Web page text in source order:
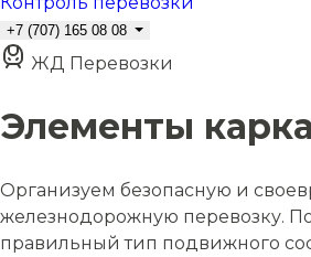
+7 (707) 165 08 08
ЖД Перевозки
Элементы
Организуем безопасную и
железнодорожную перевозку.
правильный тип подвижного